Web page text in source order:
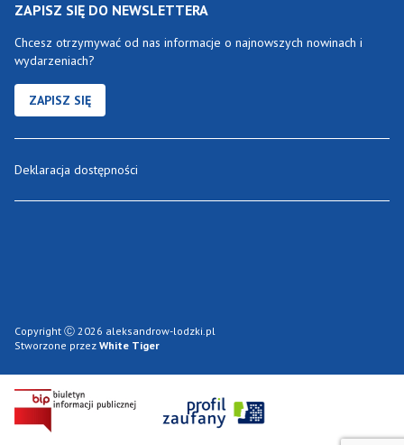
ZAPISZ SIĘ DO NEWSLETTERA
Chcesz otrzymywać od nas informacje o najnowszych nowinach i
wydarzeniach?
ZAPISZ SIĘ
Deklaracja dostępności
Copyright Ⓒ 2026 aleksandrow-lodzki.pl
Stworzone przez White Tiger